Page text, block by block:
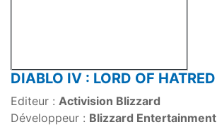
DIABLO IV : LORD OF HATRED
Editeur : Activision Blizzard
Développeur : Blizzard Entertainment